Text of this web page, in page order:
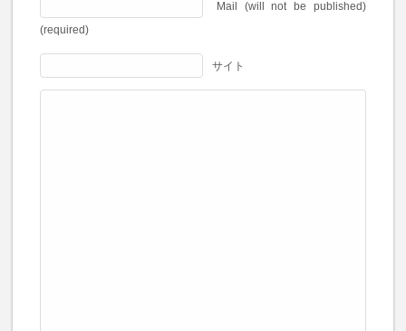
Mail (will not be published)
(required)
サイト